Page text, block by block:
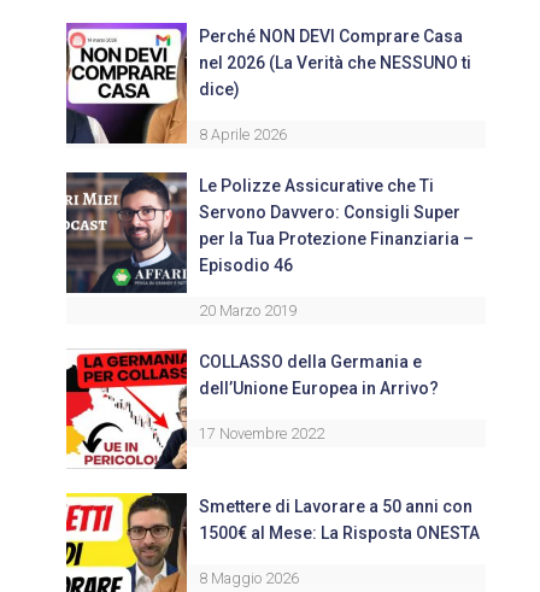
Perché NON DEVI Comprare Casa
nel 2026 (La Verità che NESSUNO ti
dice)
8 Aprile 2026
Le Polizze Assicurative che Ti
Servono Davvero: Consigli Super
per la Tua Protezione Finanziaria –
Episodio 46
20 Marzo 2019
COLLASSO della Germania e
dell’Unione Europea in Arrivo?
17 Novembre 2022
Smettere di Lavorare a 50 anni con
1500€ al Mese: La Risposta ONESTA
8 Maggio 2026